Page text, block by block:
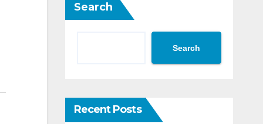
Search
Search
Recent Posts